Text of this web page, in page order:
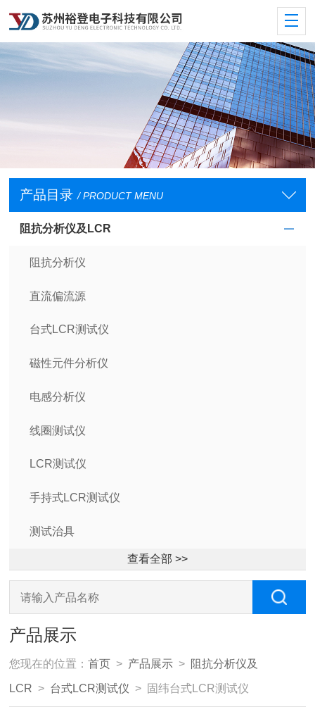
产品目录 / PRODUCT MENU
阻抗分析仪及LCR
阻抗分析仪
直流偏流源
台式LCR测试仪
磁性元件分析仪
电感分析仪
线圈测试仪
LCR测试仪
手持式LCR测试仪
测试治具
查看全部 >>
产品展示
您现在的位置：首页 > 产品展示 > 阻抗分析仪及
LCR > 台式LCR测试仪 > 固纬台式LCR测试仪